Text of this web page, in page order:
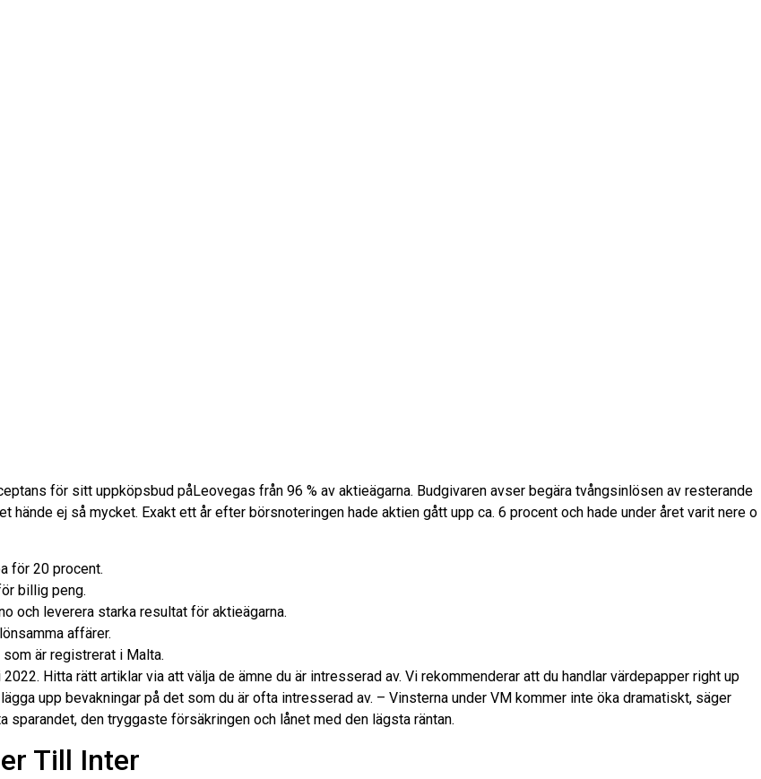
för sitt uppköpsbud påLeovegas från 96 % av aktieägarna. Budgivaren avser begära tvångsinlösen av resterande
ej så mycket. Exakt ett år efter börsnoteringen hade aktien gått upp ca. 6 procent och hade under året varit nere o
för 20 procent.
billig peng.
och leverera starka resultat för aktieägarna.
affärer.
är registrerat i Malta.
Hitta rätt artiklar via att välja de ämne du är intresserad av. Vi rekommenderar att du handlar värdepapper right up
upp bevakningar på det som du är ofta intresserad av. – Vinsterna under VM kommer inte öka dramatiskt, säger
den tryggaste försäkringen och lånet med den lägsta räntan.
Till Inter